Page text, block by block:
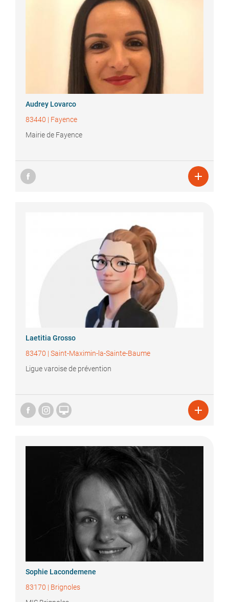
Audrey Lovarco
83440 | Fayence
Mairie de Fayence

Laetitia Grosso
83470 | Saint-Maximin-la-Sainte-Baume
Ligue varoise de prévention
 
Sophie Lacondemene
83170 | Brignoles